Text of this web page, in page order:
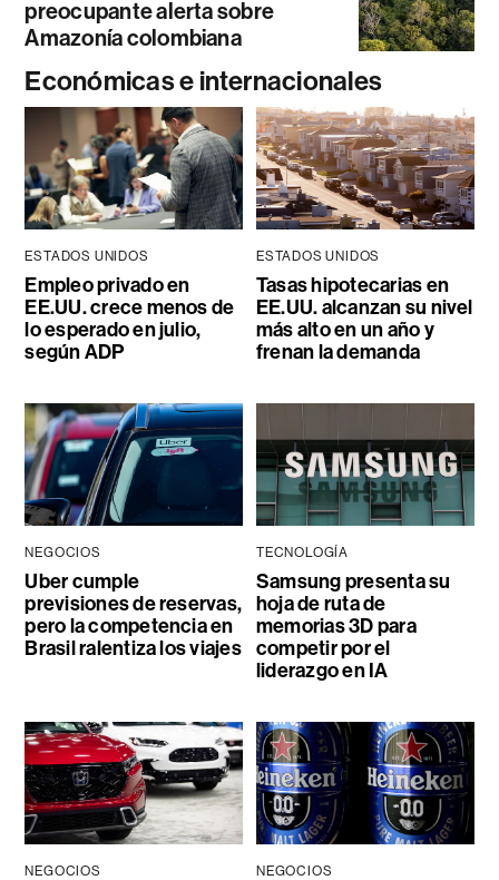
preocupante alerta sobre
Amazonía colombiana
Económicas e internacionales
ESTADOS UNIDOS
Empleo privado en
EE.UU. crece menos de
lo esperado en julio,
según ADP
ESTADOS UNIDOS
Tasas hipotecarias en
EE.UU. alcanzan su nivel
más alto en un año y
frenan la demanda
NEGOCIOS
Uber cumple
previsiones de reservas,
pero la competencia en
Brasil ralentiza los viajes
TECNOLOGÍA
Samsung presenta su
hoja de ruta de
memorias 3D para
competir por el
liderazgo en IA
NEGOCIOS NEGOCIOS